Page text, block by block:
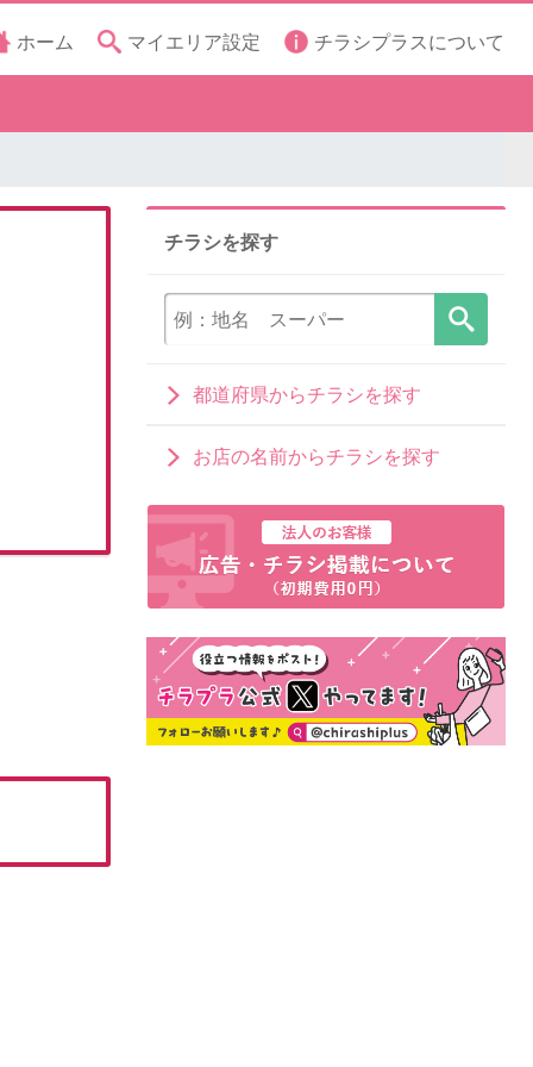
ホーム マイエリア設定 チラシプラスについて
チラシを探す
都道府県からチラシを探す
お店の名前からチラシを探す